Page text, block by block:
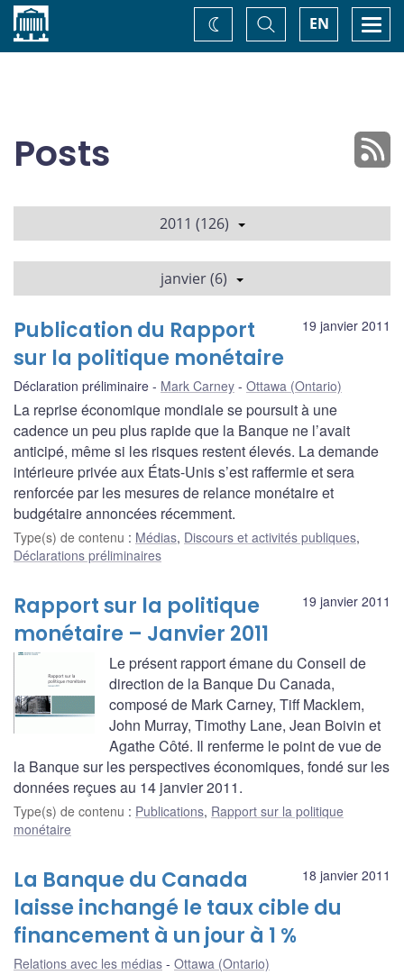
Accueil EN
Basculer
la
recherche
Changez
de
Posts
2011 (126)
janvier (6)
19 janvier 2011
Publication du Rapport
sur la politique monétaire
Déclaration préliminaire Mark Carney Ottawa (Ontario)
La reprise économique mondiale se poursuit à une
cadence un peu plus rapide que la Banque ne l’avait
anticipé, même si les risques restent élevés. La demande
intérieure privée aux États-Unis s’est raffermie et sera
renforcée par les mesures de relance monétaire et
budgétaire annoncées récemment.
Type(s) de contenu : Médias, Discours et activités publiques,
Déclarations préliminaires
19 janvier 2011
Rapport sur la politique
monétaire – Janvier 2011
Le présent rapport émane du Conseil de
direction de la Banque Du Canada,
composé de Mark Carney, Tiff Macklem,
John Murray, Timothy Lane, Jean Boivin et
Agathe Côté. Il renferme le point de vue de
la Banque sur les perspectives économiques, fondé sur les
données reçues au 14 janvier 2011.
Type(s) de contenu : Publications, Rapport sur la politique
monétaire
18 janvier 2011
La Banque du Canada
laisse inchangé le taux cible du
financement à un jour à 1 %
Relations avec les médias Ottawa (Ontario)